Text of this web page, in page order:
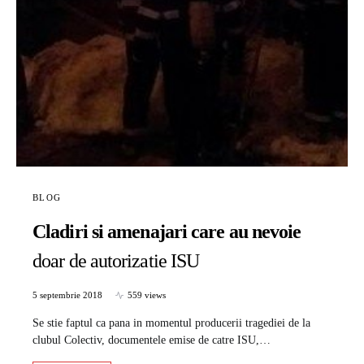
BLOG
Cladiri si amenajari care au nevoie
doar de autorizatie ISU
5 septembrie 2018 559 views
Se stie faptul ca pana in momentul producerii tragediei de la
clubul Colectiv, documentele emise de catre ISU,…